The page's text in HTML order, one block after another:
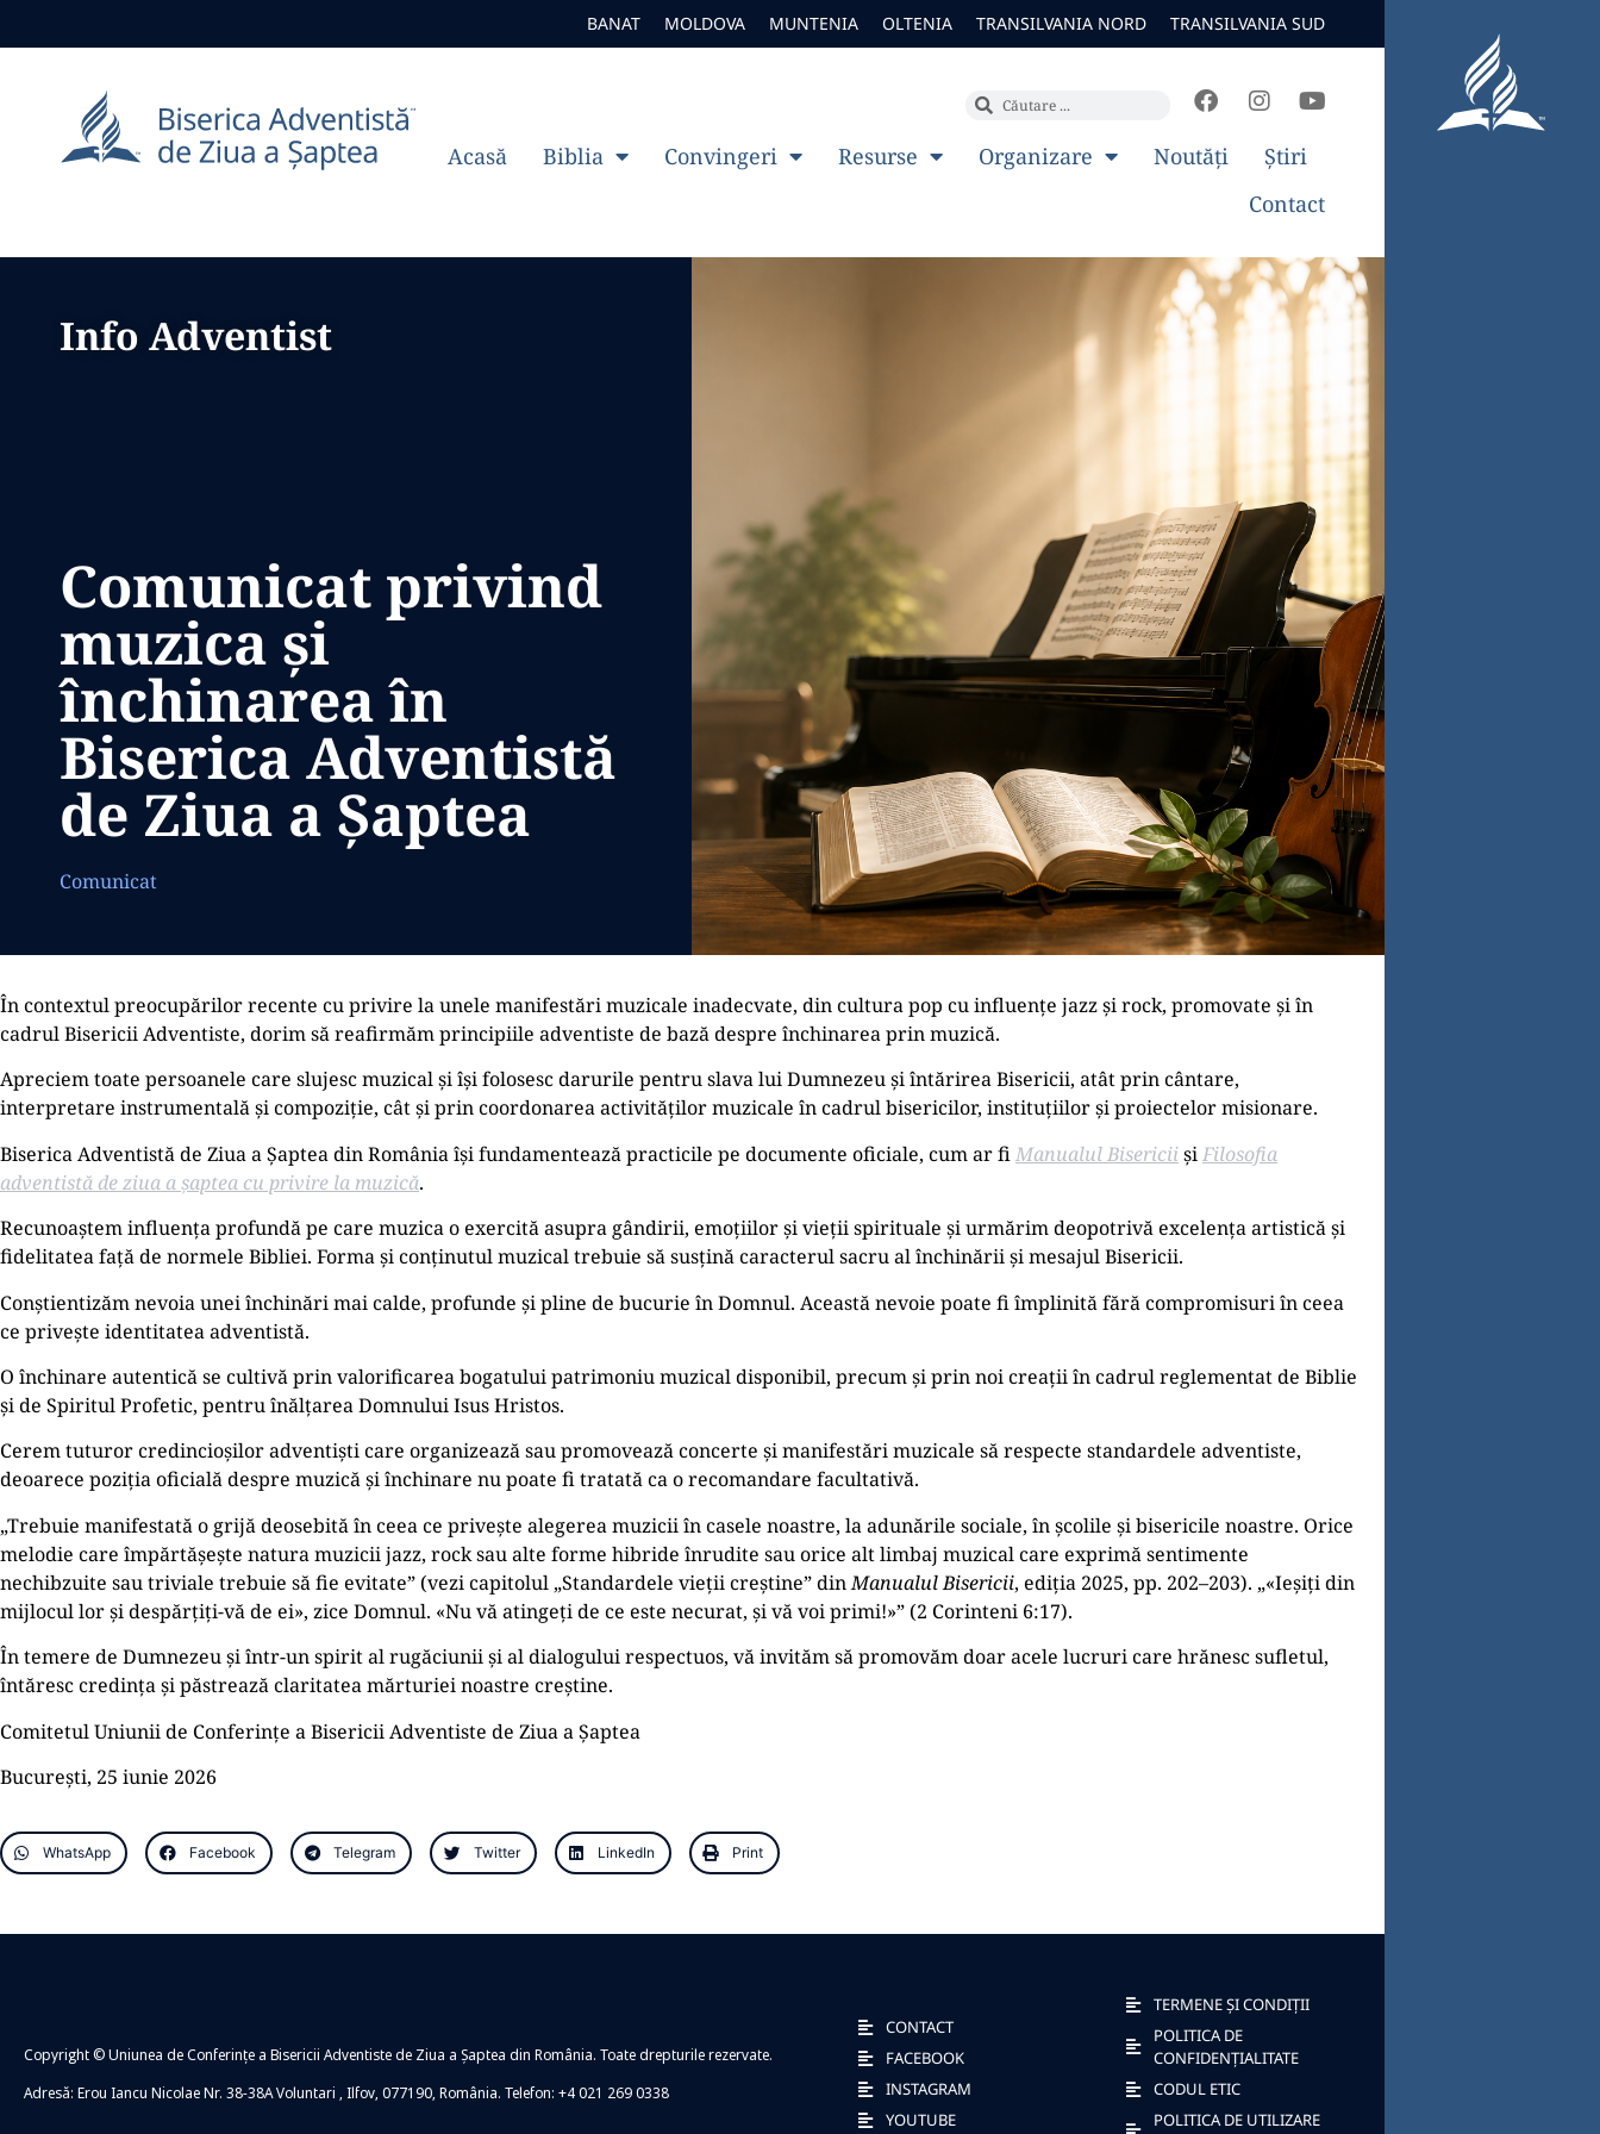
BANAT MOLDOVA MUNTENIA OLTENIA TRANSILVANIA NORD TRANSILVANIA SUD
Acasă Biblia Convingeri Resurse Organizare Noutăți
Știri
Contact
Info Adventist
Comunicat privind
muzica și
închinarea în
Biserica Adventistă
de Ziua a Șaptea
Comunicat
În contextul preocupărilor recente cu privire la unele manifestări muzicale inadecvate, din cultura pop cu influențe jazz și rock, promovate și în
cadrul Bisericii Adventiste, dorim să reafirmăm principiile adventiste de bază despre închinarea prin muzică.
Apreciem toate persoanele care slujesc muzical și își folosesc darurile pentru slava lui Dumnezeu și întărirea Bisericii, atât prin cântare,
interpretare instrumentală și compoziție, cât și prin coordonarea activităților muzicale în cadrul bisericilor, instituțiilor și proiectelor misionare.
Biserica Adventistă de Ziua a Șaptea din România își fundamentează practicile pe documente oficiale, cum ar fiManualul BisericiișiFilosofia
adventistă de ziua a șaptea cu privire la muzică.
Recunoaștem influența profundă pe care muzica o exercită asupra gândirii, emoțiilor și vieții spirituale și urmărim deopotrivă excelența artistică și
fidelitatea față de normele Bibliei. Forma și conținutul muzical trebuie să susțină caracterul sacru al închinării și mesajul Bisericii.
Conștientizăm nevoia unei închinări mai calde, profunde și pline de bucurie în Domnul. Această nevoie poate fi împlinită fără compromisuri în ceea
ce privește identitatea adventistă.
O închinare autentică se cultivă prin valorificarea bogatului patrimoniu muzical disponibil, precum și prin noi creații în cadrul reglementat de Biblie
și de Spiritul Profetic, pentru înălțarea Domnului Isus Hristos.
Cerem tuturor credincioșilor adventiști care organizează sau promovează concerte și manifestări muzicale să respecte standardele adventiste,
deoarece poziția oficială despre muzică și închinare nu poate fi tratată ca o recomandare facultativă.
„Trebuie manifestată o grijă deosebită în ceea ce privește alegerea muzicii în casele noastre, la adunările sociale, în școlile și bisericile noastre. Orice
melodie care împărtășește natura muzicii jazz, rock sau alte forme hibride înrudite sau orice alt limbaj muzical care exprimă sentimente
nechibzuite sau triviale trebuie să fie evitate” (vezi capitolul „Standardele vieții creștine” dinManualul Bisericii, ediția 2025, pp. 202–203). „«Ieșiți din
mijlocul lor și despărțiți-vă de ei», zice Domnul. «Nu vă atingeți de ce este necurat, și vă voi primi!»” (2 Corinteni 6:17).
În temere de Dumnezeu și într-un spirit al rugăciunii și al dialogului respectuos, vă invităm să promovăm doar acele lucruri care hrănesc sufletul,
întăresc credința și păstrează claritatea mărturiei noastre creștine.
Comitetul Uniunii de Conferințe a Bisericii Adventiste de Ziua a Șaptea
București, 25 iunie 2026
WhatsApp Facebook Telegram Twitter LinkedIn Print
Copyright © Uniunea de Conferințe a Bisericii Adventiste de Ziua a Șaptea din România. Toate drepturile rezervate.
Adresă: Erou Iancu Nicolae Nr. 38-38A Voluntari , Ilfov, 077190, România. Telefon: +4 021 269 0338
CONTACT
FACEBOOK
INSTAGRAM
YOUTUBE
TERMENE ȘI CONDIȚII
POLITICA DE
CONFIDENȚIALITATE
CODUL ETIC
POLITICA DE UTILIZARE